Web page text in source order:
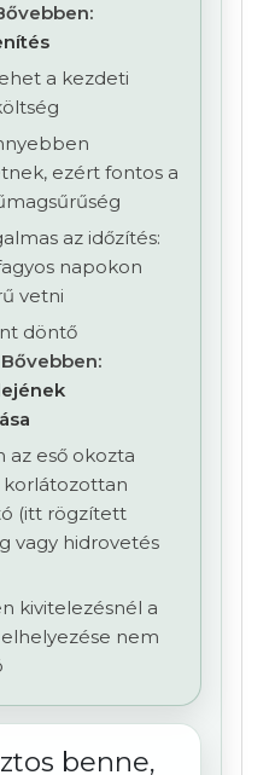
a kezdeti
ezért fontos a
az időzítés:
napokon
vetni
döntő
Bővebben:
az eső okozta
(itt rögzített
vagy hidrovetés
kivitelezésnél a
nem
benne,